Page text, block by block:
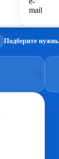
Подберите